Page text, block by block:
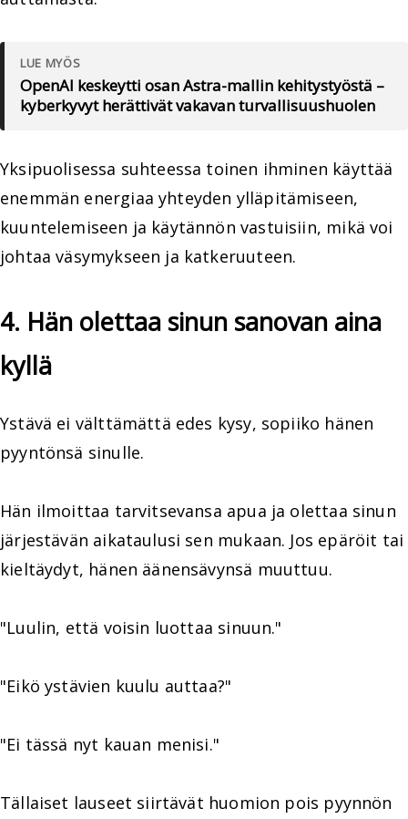
LUE MYÖS
OpenAI keskeytti osan Astra-mallin kehitystyöstä –
kyberkyvyt herättivät vakavan turvallisuushuolen
Yksipuolisessa suhteessa toinen ihminen käyttää
enemmän energiaa yhteyden ylläpitämiseen,
kuuntelemiseen ja käytännön vastuisiin, mikä voi
johtaa väsymykseen ja katkeruuteen.
4. Hän olettaa sinun sanovan aina
kyllä
Ystävä ei välttämättä edes kysy, sopiiko hänen
pyyntönsä sinulle.
Hän ilmoittaa tarvitsevansa apua ja olettaa sinun
järjestävän aikataulusi sen mukaan. Jos epäröit tai
kieltäydyt, hänen äänensävynsä muuttuu.
"Luulin, että voisin luottaa sinuun."
"Eikö ystävien kuulu auttaa?"
"Ei tässä nyt kauan menisi."
Tällaiset lauseet siirtävät huomion pois pyynnön